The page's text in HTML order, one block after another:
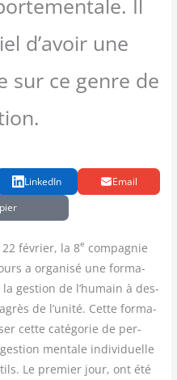
Il
d’avoir une
sur ce genre de
LinkedIn
Email
février, la 8e com­pa­gnie
a orga­ni­sé une for­ma­
ges­tion de l’humain à des­
de l’unité. Cette for­ma­
cette caté­go­rie de per­
men­tale indi­vi­duelle
Le pre­mier jour, ont été